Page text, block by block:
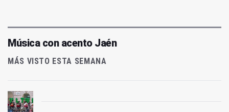
Música con acento Jaén
MÁS VISTO ESTA SEMANA